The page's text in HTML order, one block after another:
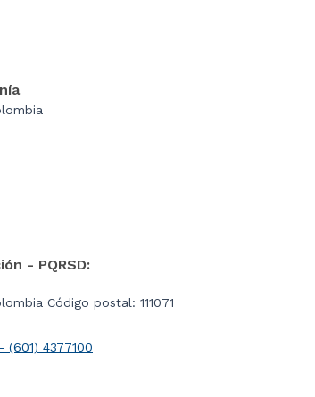
- PQRSD:
Código postal: 111071
(601) 4377100